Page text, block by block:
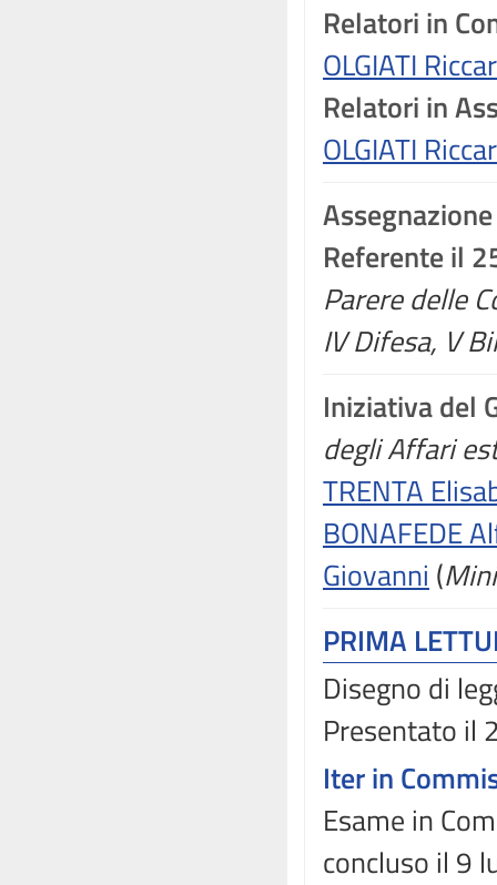
Relatori in
OLGIATI
Relatori in
OLGIATI
Assegnazione
Referente il
Parere delle
IV Difesa, V
Iniziativa del
degli Affari
TRENTA
BONAFEDE
Giovanni (
PRIMA
Disegno di
Presentato il
Iter in
Esame in
concluso il 9